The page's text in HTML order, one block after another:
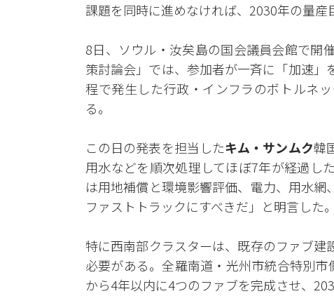
課題を同時に進めなければ、2030年の量産
8日、ソウル・汝矣島の国会議員会館で開
策討論会」では、参加者が一斉に「加速
程で発生した行政・インフラのボトルネ
る。
この日の発表を担当したキム・サンムク韓
用水などを順次処理してほぼ7年が経過し
は用地補償と環境影響評価、電力、用水
ファストトラックにすべきだ」と明言した。
特に西南部クラスターは、既存のファブ
必要がある。全羅南道・光州市統合特別
から4年以内に4つのファブを完成させ、